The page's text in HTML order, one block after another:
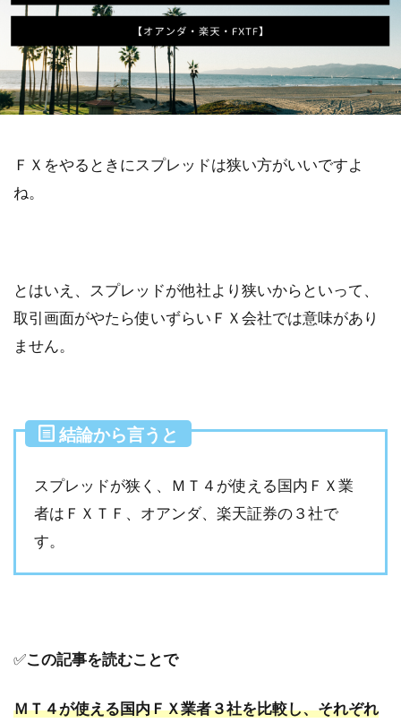
ＦＸをやるときにスプレッドは狭い方がいいですよ
ね。
とはいえ、スプレッドが他社より狭いからといって、
取引画面がやたら使いずらいＦＸ会社では意味があり
ません。
結論から言うと
スプレッドが狭く、ＭＴ４が使える国内ＦＸ業
者はＦＸＴＦ、オアンダ、楽天証券の３社で
す。
✅この記事を読むことで
ＭＴ４が使える国内ＦＸ業者３社を比較し、それぞれ